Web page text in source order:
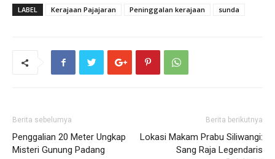
LABEL Kerajaan Pajajaran Peninggalan kerajaan sunda
Berita sebelumya
Penggalian 20 Meter Ungkap
Misteri Gunung Padang
Berita berikutnya
Lokasi Makam Prabu Siliwangi:
Sang Raja Legendaris